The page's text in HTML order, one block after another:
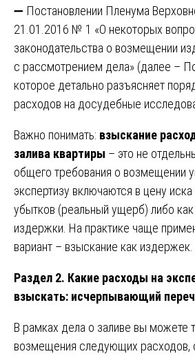
➖ Постановлении Пленума
21.01.2016 № 1 «О некоторых
законодательства о возмещении
с рассмотрением дела» (далее –
которое детально разъясняет
расходов на досудебные
Важно понимать: взыскание
залива квартиры – это не
общего требования о возмещении
экспертизу включаются в цену
убытков (реальный ущерб) либо
издержки. На практике чаще
вариант – взыскание как
Раздел 2. Какие расходы на
взыскать: исчерпывающий
В рамках дела о заливе вы можете
возмещения следующих расходов,